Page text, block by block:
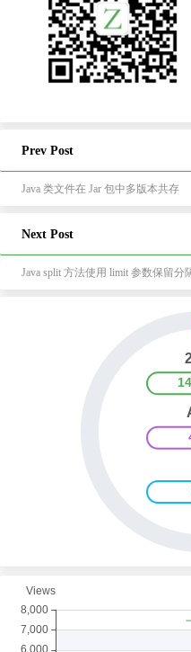
Prev Post
Java 类文件在 Jar 包中多版本共存
Next Post
Java split 方法使用 limit 参数保留分